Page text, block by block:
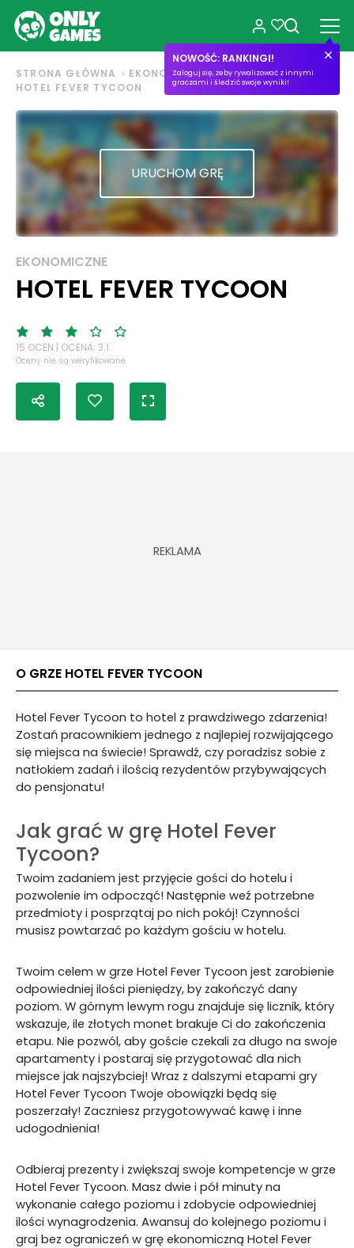
NOWOŚĆ: RANKINGI!
Zaloguj się, żeby rywalizować z innymi
graczami i śledzić swoje wyniki!
STRONA GŁÓWNA
EKONOMICZNE
HOTEL FEVER TYCOON
URUCHOM GRĘ
EKONOMICZNE
HOTEL FEVER TYCOON
15 OCEN | OCENA: 3.1
Oceny nie są weryfikowane
O GRZE HOTEL FEVER TYCOON
Hotel Fever Tycoon to hotel z prawdziwego zdarzenia!
Zostań pracownikiem jednego z najlepiej rozwijającego
się miejsca na świecie! Sprawdź, czy poradzisz sobie z
natłokiem zadań i ilością rezydentów przybywających
do pensjonatu!
Jak grać w grę Hotel Fever
Tycoon?
Twoim zadaniem jest przyjęcie gości do hotelu i
pozwolenie im odpocząć! Następnie weź potrzebne
przedmioty i posprzątaj po nich pokój! Czynności
musisz powtarzać po każdym gościu w hotelu.
Twoim celem w grze Hotel Fever Tycoon jest zarobienie
odpowiedniej ilości pieniędzy, by zakończyć dany
poziom. W górnym lewym rogu znajduje się licznik, który
wskazuje, ile złotych monet brakuje Ci do zakończenia
etapu. Nie pozwól, aby goście czekali za długo na swoje
apartamenty i postaraj się przygotować dla nich
miejsce jak najszybciej! Wraz z dalszymi etapami gry
Hotel Fever Tycoon Twoje obowiązki będą się
poszerzały! Zaczniesz przygotowywać kawę i inne
udogodnienia!
Odbieraj prezenty i zwiększaj swoje kompetencje w grze
Hotel Fever Tycoon. Masz dwie i pół minuty na
wykonanie całego poziomu i zdobycie odpowiedniej
ilości wynagrodzenia. Awansuj do kolejnego poziomu i
graj bez ograniczeń w grę ekonomiczną Hotel Fever